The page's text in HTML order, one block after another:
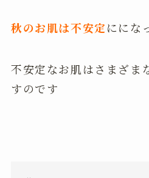
秋のお肌は不安定ににな
不安定なお肌はさまざま
すのです